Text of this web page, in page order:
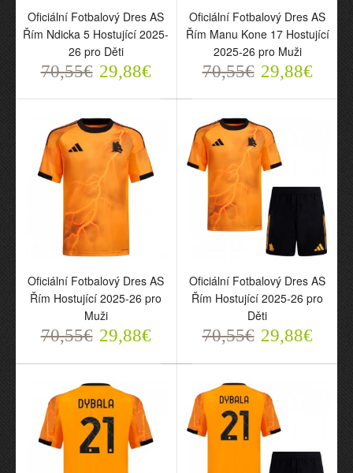
Oficiální Fotbalový Dres
AS Řím Ndicka 5
Hostující 2025-26 pro
Děti
70,55€ 29,88€
Oficiální Fotbalový Dres
AS Řím Manu Kone 17
Hostující 2025-26 pro
Muži
70,55€ 29,88€
Oficiální Fotbalový Dres
70,55€ 29,88€
Oficiální Fotbalový Dres
70,55€ 29,88€
Oficiální Fotbalový Dres AS
Řím Ndicka 5 Hostující 2025-
26 pro Děti
70,55€ 29,88€
Oficiální Fotbalový Dres AS
Řím Manu Kone 17 Hostující
2025-26 pro Muži
70,55€ 29,88€
Oficiální Fotbalový Dres AS
Řím Hostující 2025-26 pro
Muži
70,55€ 29,88€
Oficiální Fotbalový Dres AS
Řím Hostující 2025-26 pro
Děti
70,55€ 29,88€